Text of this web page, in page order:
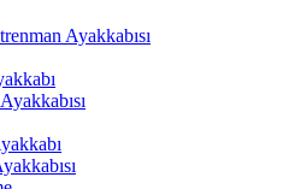
Ayakkabısı